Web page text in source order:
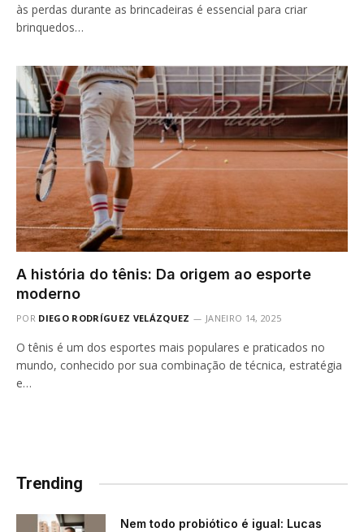
às perdas durante as brincadeiras é essencial para criar
brinquedos…
A história do tênis: Da origem ao esporte
moderno
POR DIEGO RODRÍGUEZ VELÁZQUEZ JANEIRO 14, 2025
O tênis é um dos esportes mais populares e praticados no
mundo, conhecido por sua combinação de técnica, estratégia
e…
Trending
Nem todo probiótico é igual: Lucas